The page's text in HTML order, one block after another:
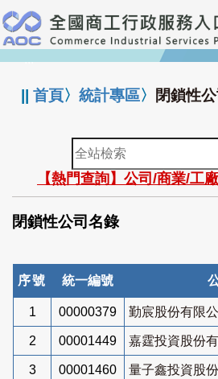
跳
到
主
要
:::
||首頁〉統計專區〉 閉鎖性
全
站
檢
索
【熱門查詢】公司/商業/工
閉鎖性公司名錄
序號 統一編號
1 00000379 勤宸股份有限
2 00001449 嘉霆投資股份
3 00001460 量子鑫投資股